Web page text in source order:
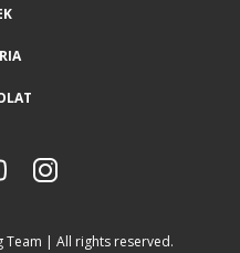
Team | All rights reserved.